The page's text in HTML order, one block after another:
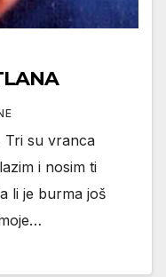
su vranca
i nosim ti
li je burma još